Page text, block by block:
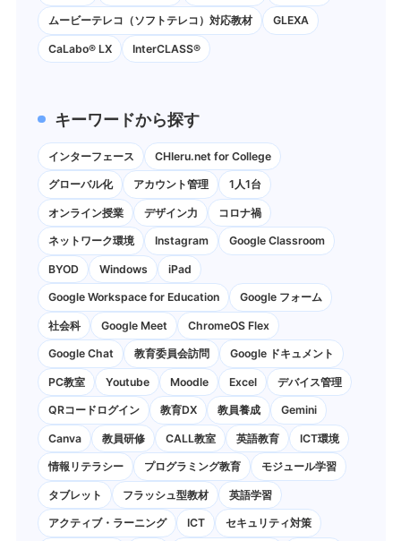
ムービーテレコ（ソフトテレコ）対応教材 GLEXA
CaLabo® LX InterCLASS®
キーワードから探す
インターフェース CHIeru.net for College
グローバル化 アカウント管理 1人1台
オンライン授業 デザイン力 コロナ禍
ネットワーク環境 Instagram Google Classroom
BYOD Windows iPad
Google Workspace for Education Google フォーム
社会科 Google Meet ChromeOS Flex
Google Chat 教育委員会訪問 Google ドキュメント
PC教室 Youtube Moodle Excel デバイス管理
QRコードログイン 教育DX 教員養成 Gemini
Canva 教員研修 CALL教室 英語教育 ICT環境
情報リテラシー プログラミング教育 モジュール学習
タブレット フラッシュ型教材 英語学習
アクティブ・ラーニング ICT セキュリティ対策